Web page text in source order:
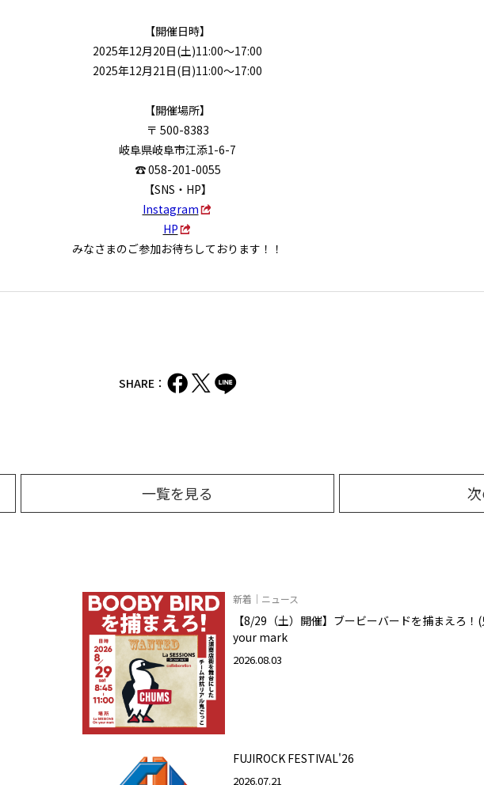
【開催日時】
2025年12月20日(土)11:00～17:00
2025年12月21日(日)11:00～17:00
【開催場所】
〒 500-8383
岐阜県岐阜市江添1-6-7
☎ 058-201-0055
【SNS・HP】
Instagram
HP
みなさまのご参加お待ちしております！！
SHARE：
一覧を見る
新着｜ニュース
【8/29（土）開催】ブービーバードを捕まえろ！
your mark
2026.08.03
FUJIROCK FESTIVAL'26
2026.07.21